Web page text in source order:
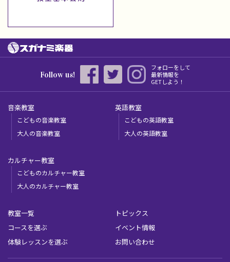
Follow us!
フォローをして
最新情報を
GETしよう！
音楽教室
こどもの音楽教室
大人の音楽教室
英語教室
こどもの英語教室
大人の英語教室
カルチャー教室
こどものカルチャー教室
大人のカルチャー教室
教室一覧
コースを選ぶ
体験レッスンを選ぶ
トピックス
イベント情報
お問い合わせ